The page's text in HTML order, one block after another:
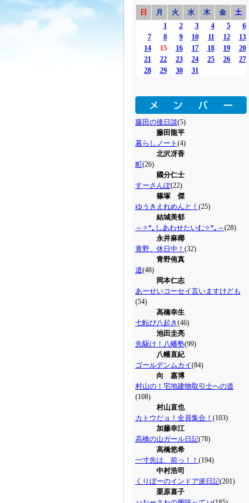
日 月 火 水 木 金
土
1
2 3 4 5
6
7
8 9 10 11 12
13
14
15 16 17 18 19
20
21
22 23 24 25 26
27
28
29 30 31
藤田の後日談(5)
藤田龍平
暮らしノート (4)
北沢冴香
町(26)
國分仁士
すーさんぽ(22)
篠塚 傑
ゆうきえれめんと！ (25)
結城美郁
～✧*｡しあわせたいむ✧*｡～(28)
永井麻椰
青野、休日中！ (32)
青野侑真
道(48)
岡本仁志
あーせいコーセイ言いますけども
(54)
高橋幸生
七転び八起き(46)
池田圭亮
先駆け！八幡塾(99)
八幡直紀
ゴールデンムカイ(84)
向 嘉博
村山の！宅地建物取引士への道
(108)
村山直也
カトウだョ！全員集合！ (103)
加藤幸江
高橋の山ガール日記(78)
高橋悠希
一寸先は、前っ！！ (194)
中村浩司
くりぼーのインドア派日記(201)
栗原喜子